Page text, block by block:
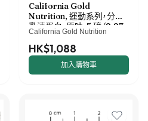
California Gold
Nutrition, 運動系列，分離
乳清蛋白，原味，5 磅（2.27
千克）
California Gold Nutrition
HK$1,088
加入購物車